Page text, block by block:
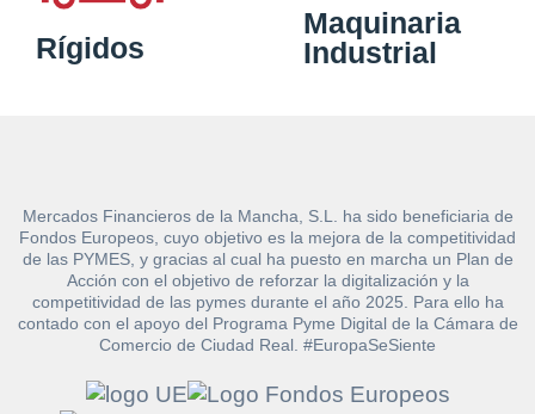
Rígidos
Maquinaria
Industrial
Mercados Financieros de la Mancha, S.L. ha sido beneficiaria de
Fondos Europeos, cuyo objetivo es la mejora de la competitividad
de las PYMES, y gracias al cual ha puesto en marcha un Plan de
Acción con el objetivo de reforzar la digitalización y la
competitividad de las pymes durante el año 2025. Para ello ha
contado con el apoyo del Programa Pyme Digital de la Cámara de
Comercio de Ciudad Real. #EuropaSeSiente